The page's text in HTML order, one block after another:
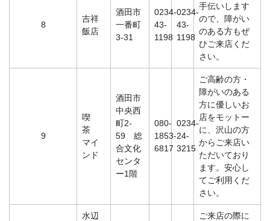
8
吉祥
飯店
酒田市
一番町
3-31
0234-
43-
1198
0234-
43-
1198
手伝いします
ので、障がい
のある方もぜ
ひご来店くだ
さい。
9
喫
茶
マイ
ンド
酒田市
中央西
町2-
59 総
合文化
センタ
ー1階
080-
1853-
6817
0234-
24-
3215
ご高齢の方・
障がいのある
方に優しいお
店をモットー
に、沢山の方
からご来店い
ただいており
ます。安心し
てご利用くだ
さい。
水辺
ご来店の際に